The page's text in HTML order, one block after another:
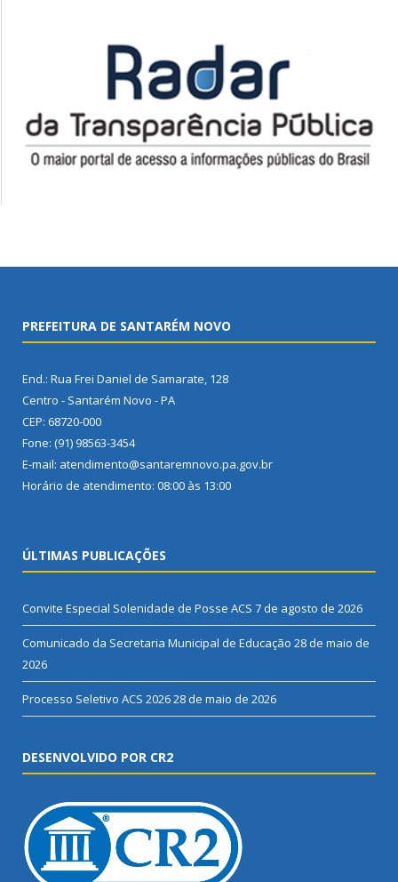
PREFEITURA DE SANTARÉM NOVO
End.: Rua Frei Daniel de Samarate, 128
Centro - Santarém Novo - PA
CEP: 68720-000
Fone: (91) 98563-3454
E-mail: atendimento@santaremnovo.pa.gov.br
Horário de atendimento: 08:00 às 13:00
ÚLTIMAS PUBLICAÇÕES
Convite Especial Solenidade de Posse ACS 7 de agosto de 2026
Comunicado da Secretaria Municipal de Educação 28 de maio de
2026
Processo Seletivo ACS 202628 de maio de 2026
DESENVOLVIDO POR CR2